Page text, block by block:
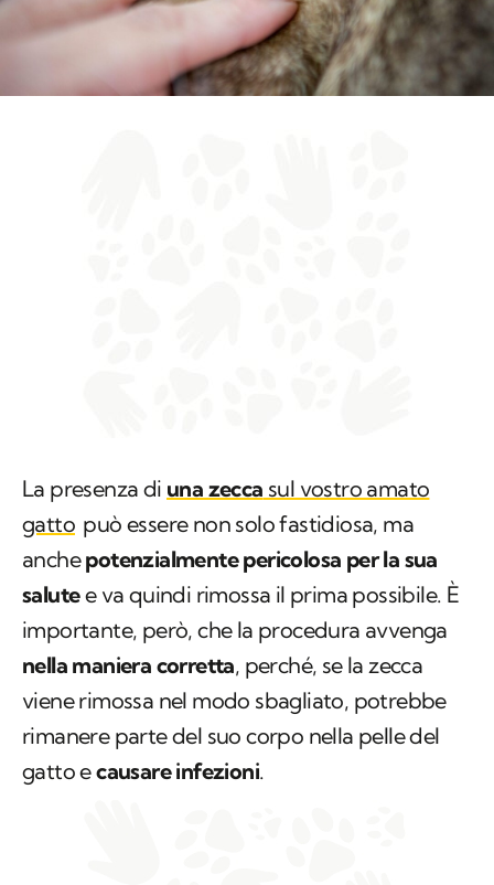
La presenza di una zecca sul vostro amato
gatto può essere non solo fastidiosa, ma
anchepotenzialmente pericolosa per la sua
salutee va quindi rimossa il prima possibile. È
importante, però, che la procedura avvenga
nella maniera corretta, perché, se la zecca
viene rimossa nel modo sbagliato, potrebbe
rimanere parte del suo corpo nella pelle del
gatto ecausare infezioni.